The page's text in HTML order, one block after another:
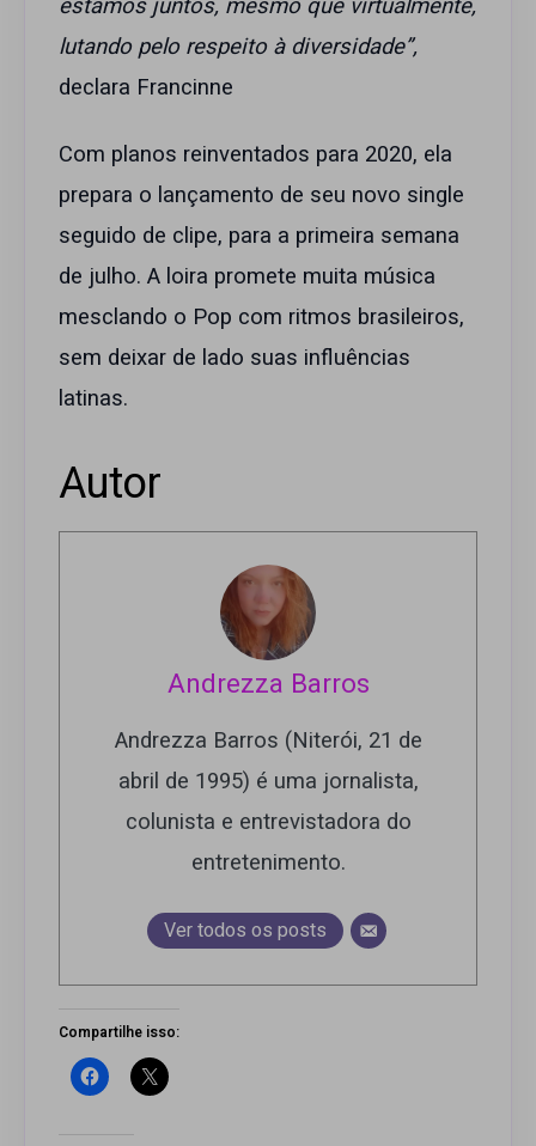
lutando pelo respeito à diversidade”,
declara Francinne
Com planos reinventados para 2020, ela
prepara o lançamento de seu novo single
seguido de clipe, para a primeira semana
de julho. A loira promete muita música
mesclando o Pop com ritmos brasileiros,
sem deixar de lado suas influências
latinas.
Autor
Andrezza Barros
Andrezza Barros (Niterói, 21 de
abril de 1995) é uma jornalista,
colunista e entrevistadora do
entretenimento.
Ver todos os posts
Compartilhe isso: